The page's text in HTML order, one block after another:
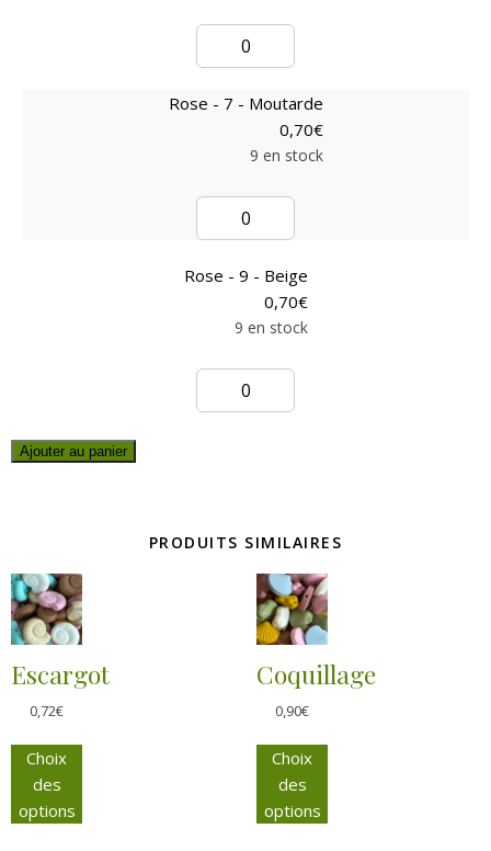
Rose - 7 - Moutarde
0,70€
9 en stock
Rose - 9 - Beige
0,70€
9 en stock
Ajouter au panier
PRODUITS SIMILAIRES
Escargot
0,72€
Choix
des
options
Coquillage
0,90€
Choix
des
options